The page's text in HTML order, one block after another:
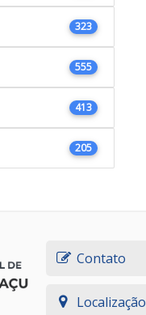
323
555
413
205
Contato
Localização